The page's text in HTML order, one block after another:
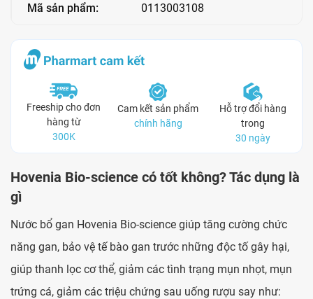
Mã sản phẩm: 0113003108
Freeship cho đơn
hàng từ
300K
Cam kết sản phẩm
chính hãng
Hỗ trợ đổi hàng
trong
30 ngày
Hovenia Bio-science có tốt không? Tác dụng là
gì
Nước bổ gan Hovenia Bio-science giúp tăng cường chức
năng gan, bảo vệ tế bào gan trước những độc tố gây hại,
giúp thanh lọc cơ thể, giảm các tình trạng mụn nhọt, mụn
trứng cá, giảm các triệu chứng sau uống rượu say như: